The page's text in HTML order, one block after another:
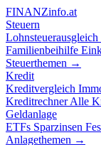
FINANZinfo.at
Steuern
Lohnsteuerausgleich
Familienbeihilfe
Steuerthemen →
Kredit
Kreditvergleich
KreditrechnerAlle
Geldanlage
ETFs Sparzinsen
Anlagethemen →